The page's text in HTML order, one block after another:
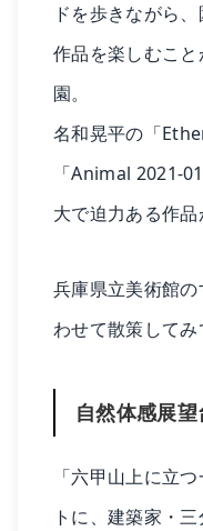
ドを歩きながら
作品を楽しむこ
園。
名和晃平の「
「Animal 2021-
大で迫力ある作品
兵庫県立美術館
わせて散策してみ
自然体感展
「六甲山上に立
トに、建築家・